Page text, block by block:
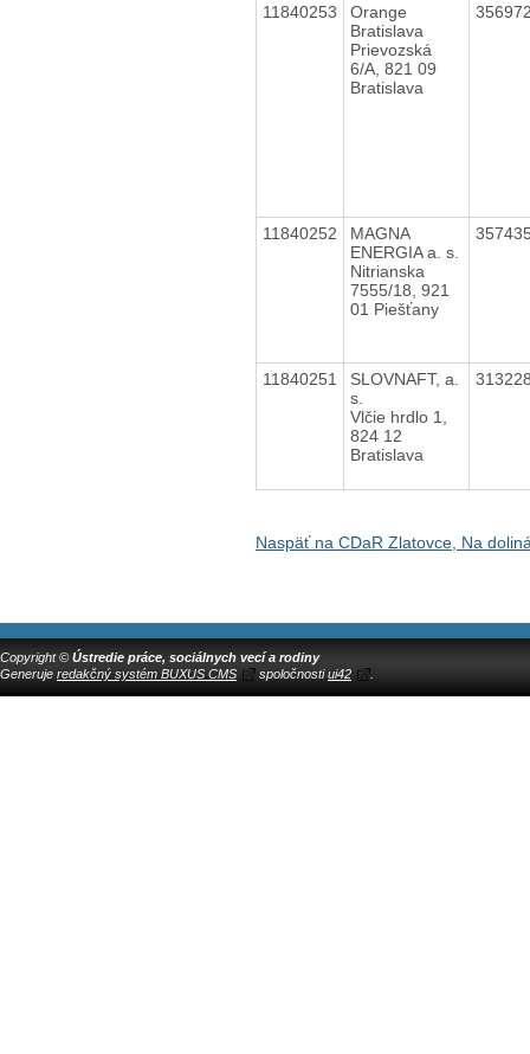
11840253
Orange
Bratislava
Prievozská
6/A, 821 09
Bratislava
11840252
MAGNA
ENERGIA a. s.
Nitrianska
7555/18, 921
01 Piešťany
11840251
SLOVNAFT, a.
s.
Vlčie hrdlo 1,
824 12
Bratislava
Naspäť na CDaR Zlatovce, Na
Copyright © Ústredie práce, sociálnych vecí a rodiny
Generuje redakčný systém BUXUS CMS spoločnostiui42